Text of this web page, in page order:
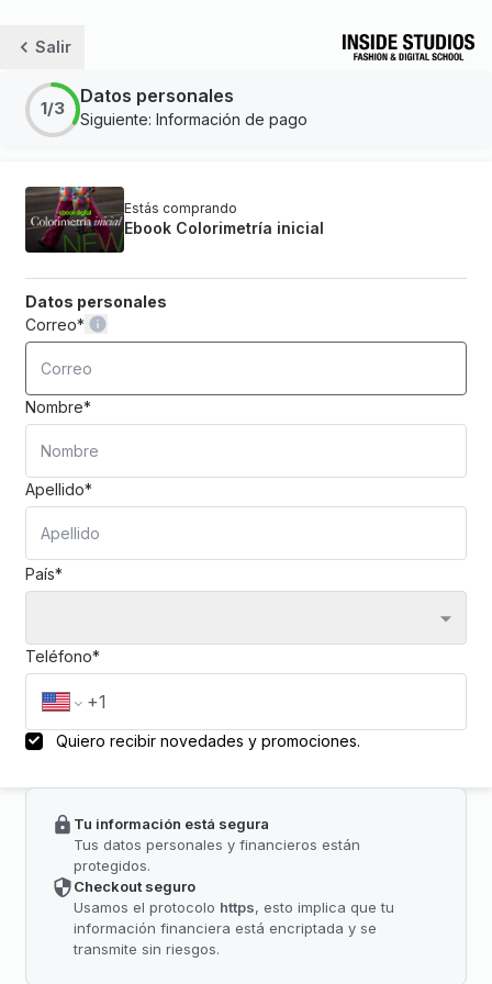
Salir
1/3
Datos personales
Siguiente: Información de pago
Estás comprando
Ebook Colorimetría inicial
Datos personales
Correo*
Nombre*
Apellido*
País*
Teléfono*
Quiero recibir novedades y promociones.
Tu información está segura
Tus datos personales y financieros están
protegidos.
Checkout seguro
Usamos el protocolo https, esto implica que tu
información financiera está encriptada y se
transmite sin riesgos.